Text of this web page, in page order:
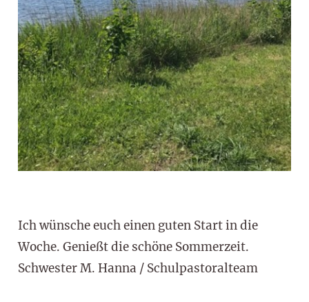
Ich wünsche euch einen guten Start in die
Woche. Genießt die schöne Sommerzeit.
Schwester M. Hanna / Schulpastoralteam